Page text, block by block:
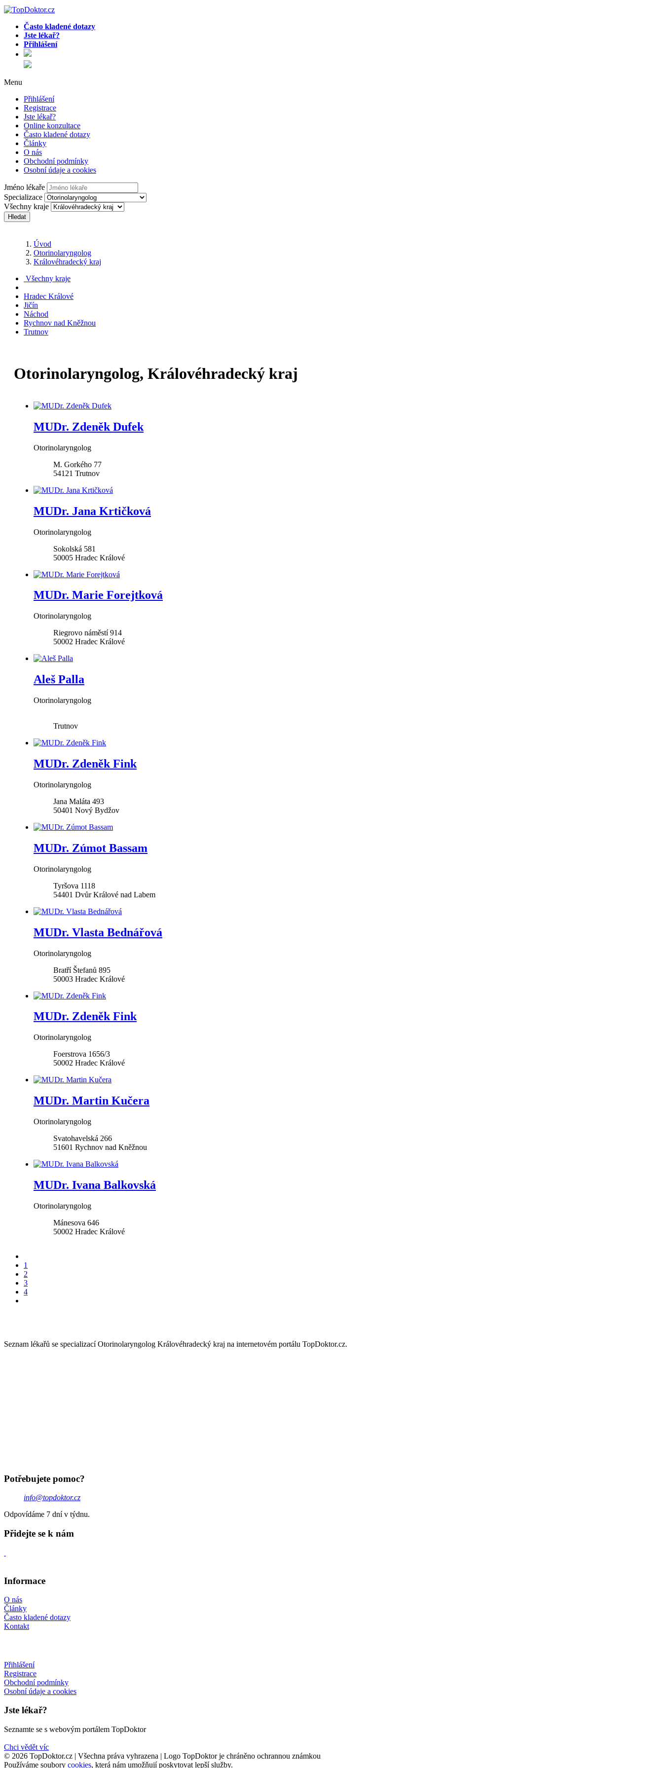
Často kladené dotazy
Jste lékař?
Přihlášení
Menu
Přihlášení
Registrace
Jste lékař?
Online konzultace
Často kladené dotazy
Články
O nás
Obchodní podmínky
Osobní údaje a cookies
Jméno lékaře
Specializace
Všechny kraje
Hledat
Úvod
Otorinolaryngolog
Královéhradecký kraj
Všechny kraje
Hradec Králové
Jičín
Náchod
Rychnov nad Kněžnou
Trutnov
Otorinolaryngolog, Královéhradecký kraj
MUDr. Zdeněk Dufek
Otorinolaryngolog
M. Gorkého 77
54121 Trutnov
MUDr. Jana Krtičková
Otorinolaryngolog
Sokolská 581
50005 Hradec Králové
MUDr. Marie Forejtková
Otorinolaryngolog
Riegrovo náměstí 914
50002 Hradec Králové
Aleš Palla
Otorinolaryngolog
Trutnov
MUDr. Zdeněk Fink
Otorinolaryngolog
Jana Maláta 493
50401 Nový Bydžov
MUDr. Zúmot Bassam
Otorinolaryngolog
Tyršova 1118
54401 Dvůr Králové nad Labem
MUDr. Vlasta Bednářová
Otorinolaryngolog
Bratří Štefanů 895
50003 Hradec Králové
MUDr. Zdeněk Fink
Otorinolaryngolog
Foerstrova 1656/3
50002 Hradec Králové
MUDr. Martin Kučera
Otorinolaryngolog
Svatohavelská 266
51601 Rychnov nad Kněžnou
MUDr. Ivana Balkovská
Otorinolaryngolog
Mánesova 646
50002 Hradec Králové
1
2
3
4
Seznam lékařů se specializací Otorinolaryngolog Královéhradecký kraj na internetovém portálu TopDoktor.cz.
Potřebujete pomoc?
info@topdoktor.cz
Odpovídáme 7 dní v týdnu.
Přidejte se k nám
Informace
O nás
Články
Často kladené dotazy
Kontakt
Přihlášení
Registrace
Obchodní podmínky
Osobní údaje a cookies
Jste lékař?
Seznamte se s webovým portálem TopDoktor
Chci vědět víc
© 2026 TopDoktor.cz | Všechna práva vyhrazena | Logo TopDoktor je chráněno ochrannou známkou
Používáme soubory cookies, která nám umožňují poskytovat lepší služby.